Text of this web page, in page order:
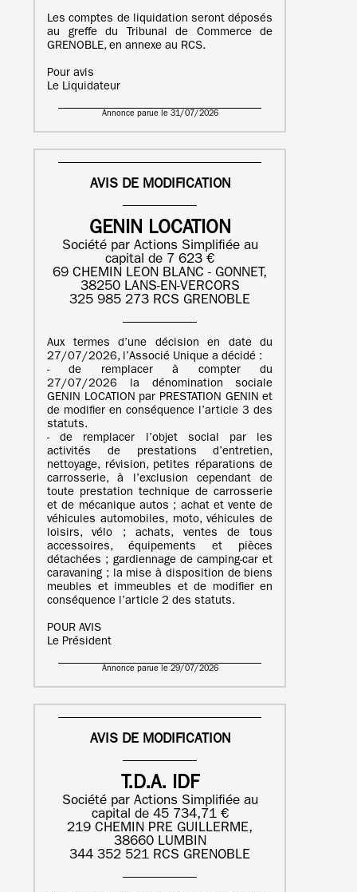
Les comptes de liquidation seront déposés
au greffe du Tribunal de Commerce de
GRENOBLE, en annexe au RCS.
Pour avis
Le Liquidateur
Annonce parue le 31/07/2026
AVIS DE MODIFICATION
GENIN LOCATION
Société par Actions Simplifiée au
capital de 7 623 €
69 CHEMIN LEON BLANC - GONNET,
38250 LANS-EN-VERCORS
325 985 273 RCS GRENOBLE
Aux termes d’une décision en date du
27/07/2026, l’Associé Unique a décidé :
- de remplacer à compter du
27/07/2026 la dénomination sociale
GENIN LOCATION par PRESTATION GENIN et
de modifier en conséquence l’article 3 des
statuts.
- de remplacer l’objet social par les
activités de prestations d’entretien,
nettoyage, révision, petites réparations de
carrosserie, à l’exclusion cependant de
toute prestation technique de carrosserie
et de mécanique autos ; achat et vente de
véhicules automobiles, moto, véhicules de
loisirs, vélo ; achats, ventes de tous
accessoires, équipements et pièces
détachées ; gardiennage de camping-car et
caravaning ; la mise à disposition de biens
meubles et immeubles et de modifier en
conséquence l’article 2 des statuts.
POUR AVIS
Le Président
Annonce parue le 29/07/2026
AVIS DE MODIFICATION
T.D.A. IDF
Société par Actions Simplifiée au
capital de 45 734,71 €
219 CHEMIN PRE GUILLERME,
38660 LUMBIN
344 352 521 RCS GRENOBLE